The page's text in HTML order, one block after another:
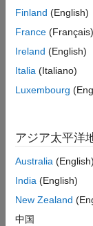
startを使
attachを
する必要が
まず、永続性
そのオブジェ
Finland (English)
France (Français)
Ireland (English)
Italia (Italiano)
Luxembourg
アジア太平洋
Australia (English)
India (English)
New Zealand
中国